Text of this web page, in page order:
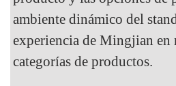
ambiente dinámico del
experiencia de Mingjian en
categorías de productos.